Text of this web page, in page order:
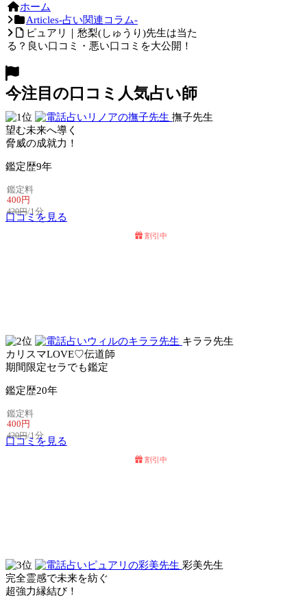
ホーム
Articles-占い関連コラム-
ピュアリ｜愁梨(しゅうり)先生は当た
る？良い口コミ・悪い口コミを大公開！
今注目の口コミ人気占い師
撫子先生
望む未来へ導く
脅威の成就力！
鑑定歴9年
鑑定料
400円
420円/1分
口コミを見る
割引中
キララ先生
カリスマLOVE♡伝道師
期間限定セラでも鑑定
鑑定歴20年
鑑定料
400円
420円/1分
口コミを見る
割引中
彩美先生
完全霊感で未来を紡ぐ
超強力縁結び！